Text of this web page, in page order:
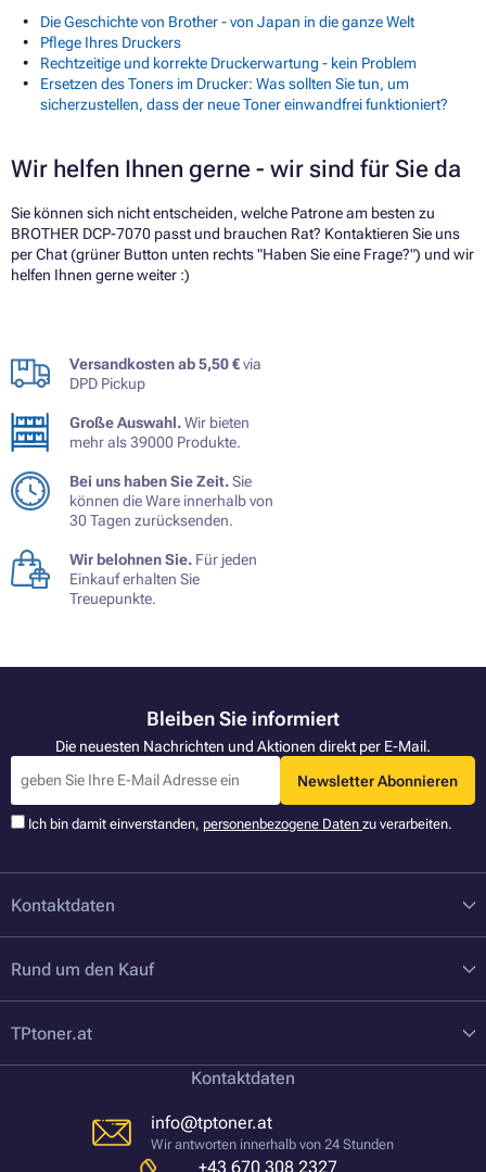
Die Geschichte von Brother - von Japan in die ganze Welt
Pflege Ihres Druckers
Rechtzeitige und korrekte Druckerwartung - kein Problem
Ersetzen des Toners im Drucker: Was sollten Sie tun, um
sicherzustellen, dass der neue Toner einwandfrei funktioniert?
Wir helfen Ihnen gerne - wir sind für Sie da
Sie können sich nicht entscheiden, welche Patrone am besten zu
BROTHER DCP-7070 passt und brauchen Rat? Kontaktieren Sie uns
per Chat (grüner Button unten rechts "Haben Sie eine Frage?") und wir
helfen Ihnen gerne weiter :)
Versandkosten ab 5,50 €via
DPD Pickup
Große Auswahl.Wir bieten
mehr als 39000 Produkte.
Bei uns haben Sie Zeit.Sie
können die Ware innerhalb von
30 Tagen zurücksenden.
Wir belohnen Sie. Für jeden
Einkauf erhalten Sie
Treuepunkte.
Bleiben Sie informiert
Die neuesten Nachrichten und Aktionen direkt per E-Mail.
Newsletter Abonnieren
Ich bin damit einverstanden, personenbezogene Daten zu verarbeiten.
Kontaktdaten
Rund um den Kauf
TPtoner.at
Kontaktdaten
info@tptoner.at
Wir antworten innerhalb von 24 Stunden
+43 670 308 2327